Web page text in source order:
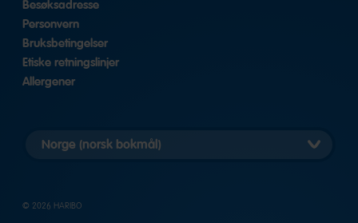
Besøksadresse
Personvern
Bruksbetingelser
Etiske retningslinjer
Allergener
nasjonal
© 2026 HARIBO